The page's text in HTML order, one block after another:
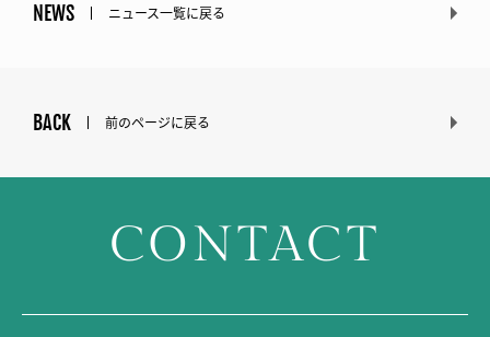
NEWS ニュース一覧に戻る
BACK 前のページに戻る
CONTACT